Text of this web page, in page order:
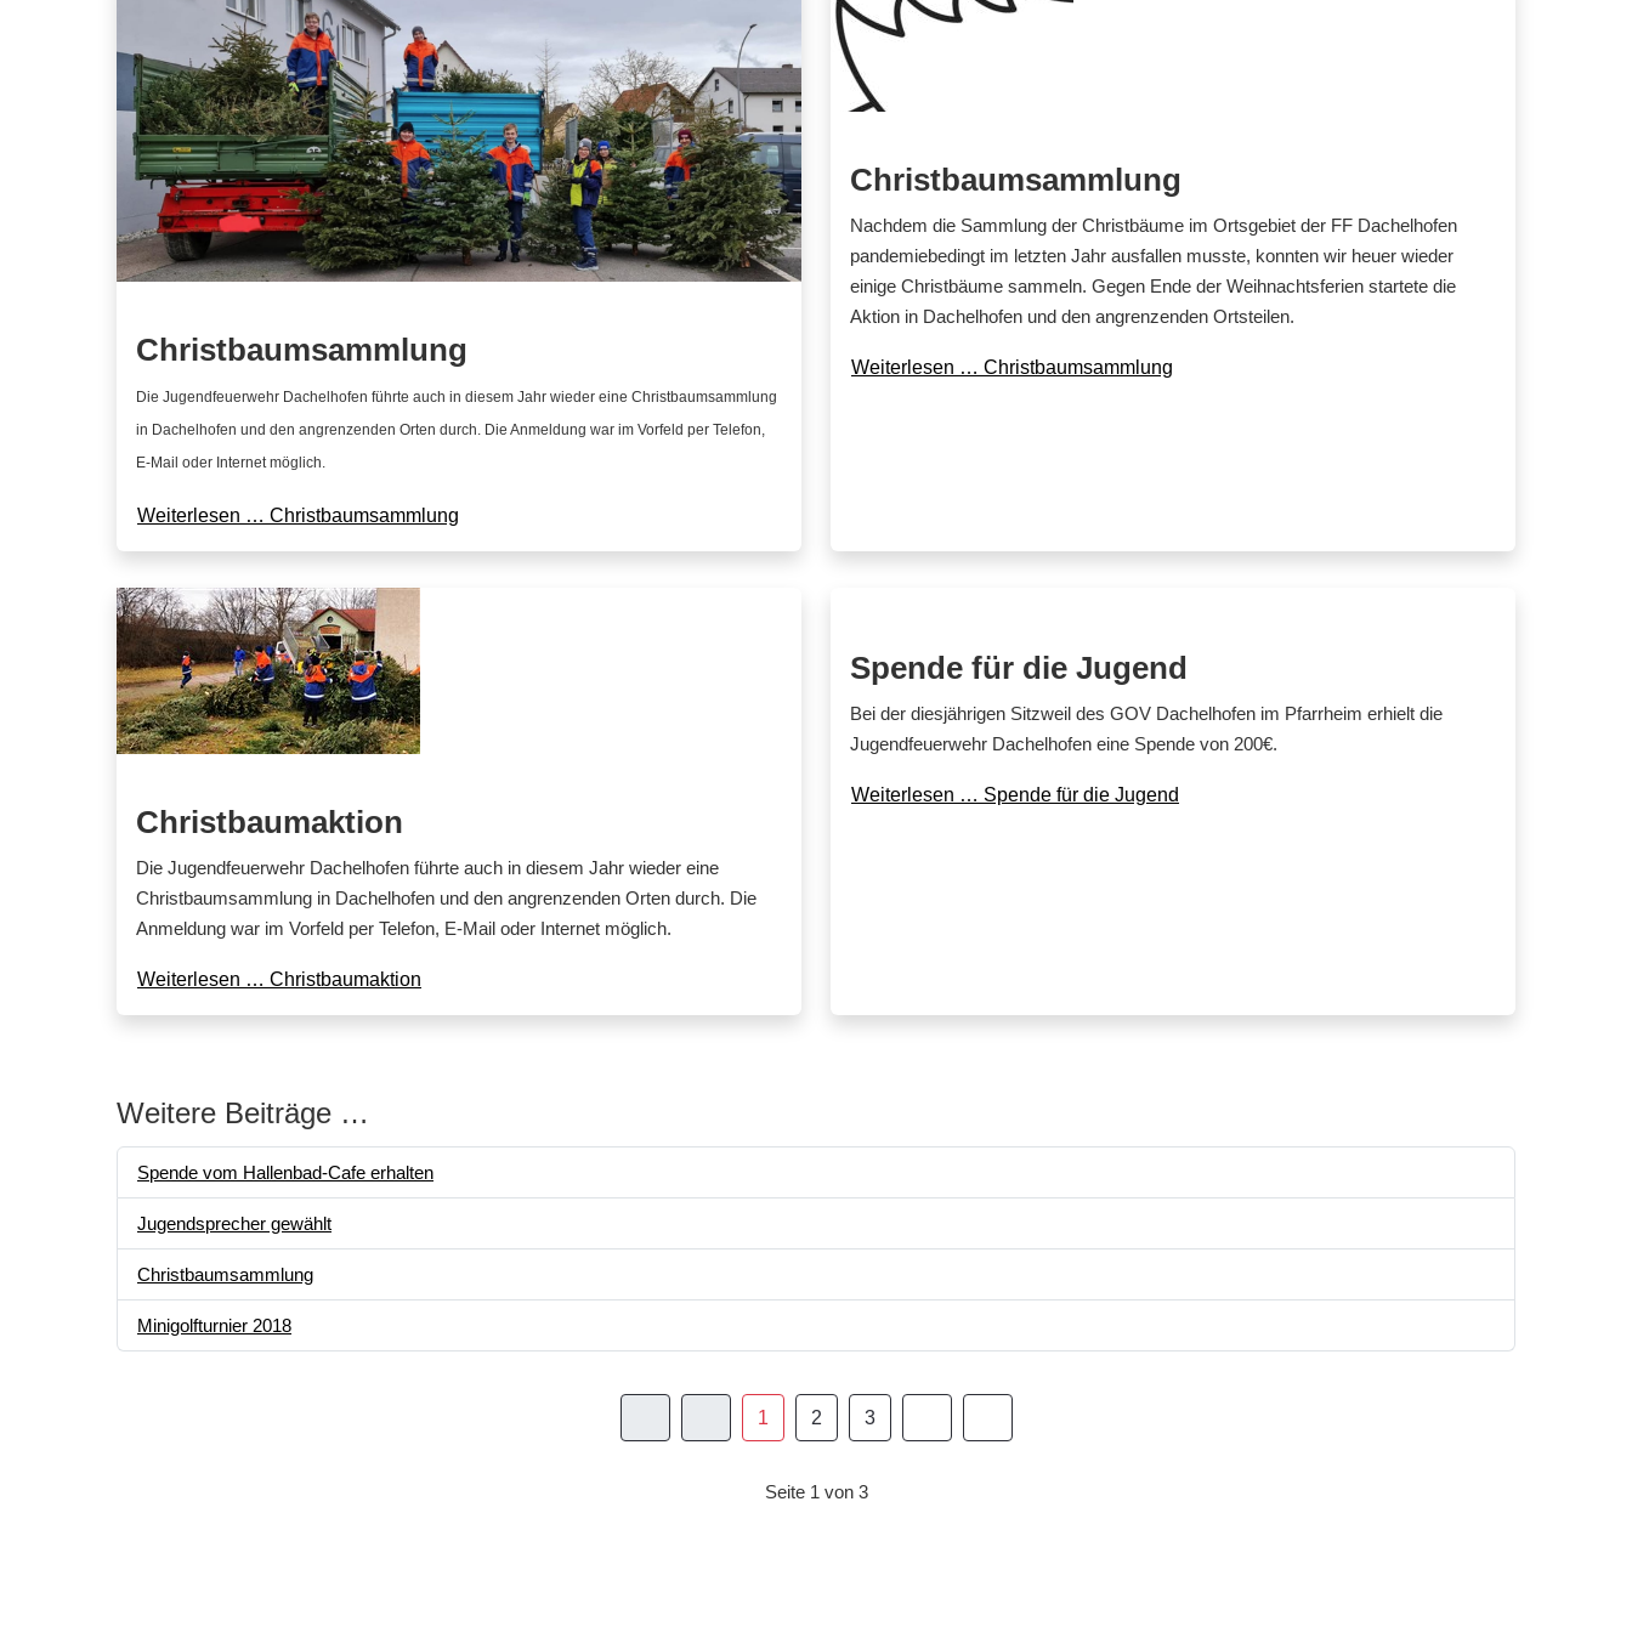
Christbaumsammlung
Die Jugendfeuerwehr Dachelhofen führte auch in diesem Jahr wieder eine Christbaumsammlung
in Dachelhofen und den angrenzenden Orten durch. Die Anmeldung war im Vorfeld per Telefon,
E-Mail oder Internet möglich.
Weiterlesen … Christbaumsammlung
Christbaumsammlung
Nachdem die Sammlung der Christbäume im Ortsgebiet der FF Dachelhofen
pandemiebedingt im letzten Jahr ausfallen musste, konnten wir heuer wieder
einige Christbäume sammeln. Gegen Ende der Weihnachtsferien startete die
Aktion in Dachelhofen und den angrenzenden Ortsteilen.
Weiterlesen … Christbaumsammlung
Christbaumaktion
Die Jugendfeuerwehr Dachelhofen führte auch in diesem Jahr wieder eine
Christbaumsammlung in Dachelhofen und den angrenzenden Orten durch. Die
Anmeldung war im Vorfeld per Telefon, E-Mail oder Internet möglich.
Weiterlesen … Christbaumaktion
Spende für die Jugend
Bei der diesjährigen Sitzweil des GOV Dachelhofen im Pfarrheim erhielt die
Jugendfeuerwehr Dachelhofen eine Spende von 200€.
Weiterlesen … Spende für die Jugend
Weitere Beiträge …
Spende vom Hallenbad-Cafe erhalten
Jugendsprecher gewählt
Christbaumsammlung
Minigolfturnier 2018
1 2 3
Seite 1 von 3